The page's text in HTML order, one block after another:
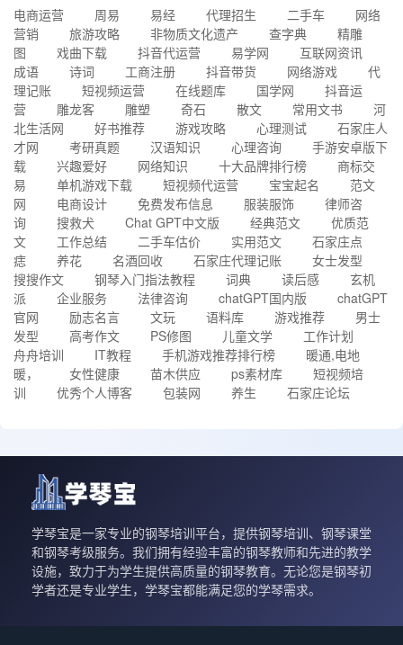
电商运营 周易 易经 代理招生 二手车
网络
营销
旅游攻略 非物质文化遗产 查字典
精雕
图
戏曲下载 抖音代运营 易学网
互联网资讯
成语
诗词 工商注册 抖音带货 网络游戏
代
理记账
短视频运营 在线题库 国学网
抖音运
营
雕龙客 雕塑 奇石 散文 常用文书
河
北生活网
好书推荐 游戏攻略 心理测试
石家庄人
才网
考研真题 汉语知识 心理咨询
手游安卓版下
载
兴趣爱好 网络知识 十大品牌排行榜
商标交
易
单机游戏下载 短视频代运营 宝宝起名
范文
网
电商设计 免费发布信息 服装服饰
律师咨
询
搜救犬 Chat GPT中文版 经典范文
优质范
文
工作总结 二手车估价 实用范文
石家庄点
痣
养花 名酒回收 石家庄代理记账
女士发型
搜搜作文
钢琴入门指法教程 词典 读后感
玄机
派
企业服务 法律咨询 chatGPT国内版
chatGPT
官网
励志名言 文玩 语料库 游戏推荐
男士
发型
高考作文 PS修图 儿童文学
工作计划
舟舟培训
IT教程 手机游戏推荐排行榜
暖通,电地
暖，
女性健康 苗木供应 ps素材库
短视频培
训
优秀个人博客 包装网 养生 石家庄论坛
学琴宝是一家专业的钢琴培训平台，提供钢琴培训、钢琴课堂
和钢琴考级服务。我们拥有经验丰富的钢琴教师和先进的教学
设施，致力于为学生提供高质量的钢琴教育。无论您是钢琴初
学者还是专业学生，学琴宝都能满足您的学琴需求。